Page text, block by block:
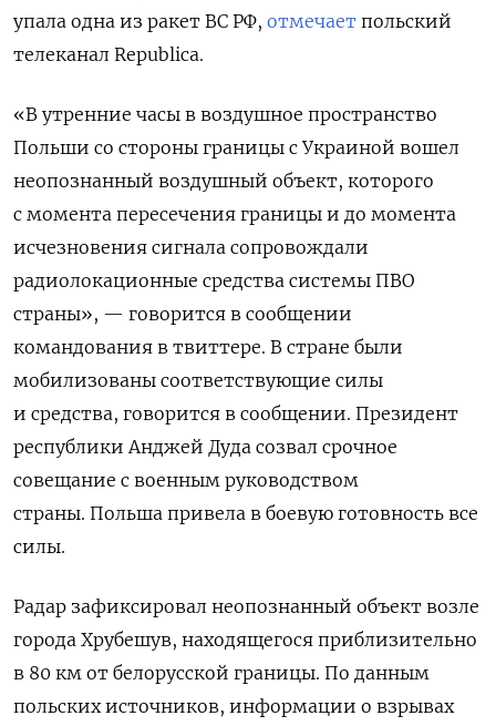
упала одна из ракет ВС РФ, отмечает польский
телеканал Republica.
«В утренние часы в воздушное пространство
Польши со стороны границы с Украиной вошел
неопознанный воздушный объект, которого
с момента пересечения границы и до момента
исчезновения сигнала сопровождали
радиолокационные средства системы ПВО
страны», — говорится в сообщении
командования в твиттере. В стране были
мобилизованы соответствующие силы
и средства, говорится в сообщении. Президент
республики Анджей Дуда созвал срочное
совещание с военным руководством
страны. Польша привела в боевую готовность все
силы.
Радар зафиксировал неопознанный объект возле
города Хрубешув, находящегося приблизительно
в 80 км от белорусской границы. По данным
польских источников, информации о взрывах